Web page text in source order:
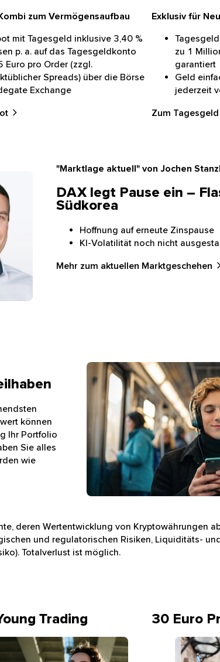
zum Vermögensaufbau
mit Tagesgeld inklusive 3,40 %
p. a. auf das Tagesgeldkonto
Euro pro Order (zzgl.
Spreads) über die Börse
Exchange
Exklusiv für
zu 1
garantiert
Geld
jederzeit
Zum Tagesgeld
"Marktlage aktuell" von Jochen Stanzl
DAX legt Pause ein –
Südkorea
Hoffnung auf erneute Zinspause
KI-Volatilität noch nicht
Mehr zum aktuellen Marktgeschehen
können
Ihr Portfolio
Sie alles
wie
Smartphone mit geöffneter
deren Wertentwicklung von Kryptowährungen
und regulatorischen Risiken, Liquiditäts-
Totalverlust ist möglich.
Trading
Deutsche Börse Frankfurt
30 Euro
ann und